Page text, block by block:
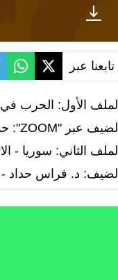
تابعنا عبر
الملف الأول: الحرب
الضيف عبر "ZOOM": حمزة البشتاوي باحث في الشأن الاقليمي من بيروت
الملف الثاني: سوريا -
الضيف: د. فراس حداد